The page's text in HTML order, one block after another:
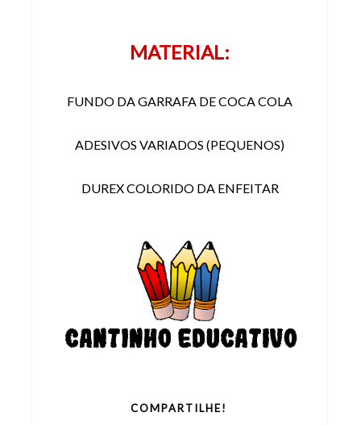
MATERIAL:
FUNDO DA GARRAFA DE COCA COLA
ADESIVOS VARIADOS (PEQUENOS)
DUREX COLORIDO DA ENFEITAR
COMPARTILHE!